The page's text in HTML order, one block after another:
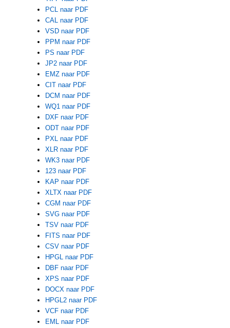
PCL naar PDF
CAL naar PDF
VSD naar PDF
PPM naar PDF
PS naar PDF
JP2 naar PDF
EMZ naar PDF
CIT naar PDF
DCM naar PDF
WQ1 naar PDF
DXF naar PDF
ODT naar PDF
PXL naar PDF
XLR naar PDF
WK3 naar PDF
123 naar PDF
KAP naar PDF
XLTX naar PDF
CGM naar PDF
SVG naar PDF
TSV naar PDF
FITS naar PDF
CSV naar PDF
HPGL naar PDF
DBF naar PDF
XPS naar PDF
DOCX naar PDF
HPGL2 naar PDF
VCF naar PDF
EML naar PDF